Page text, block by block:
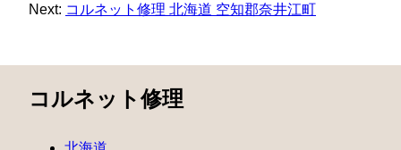
Next: コルネット修理 北海道 空知郡奈井江町
コルネット修理